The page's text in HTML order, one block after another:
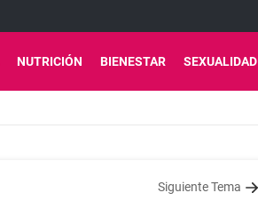
NUTRICIÓN BIENESTAR SEXUALIDAD
Siguiente Tema